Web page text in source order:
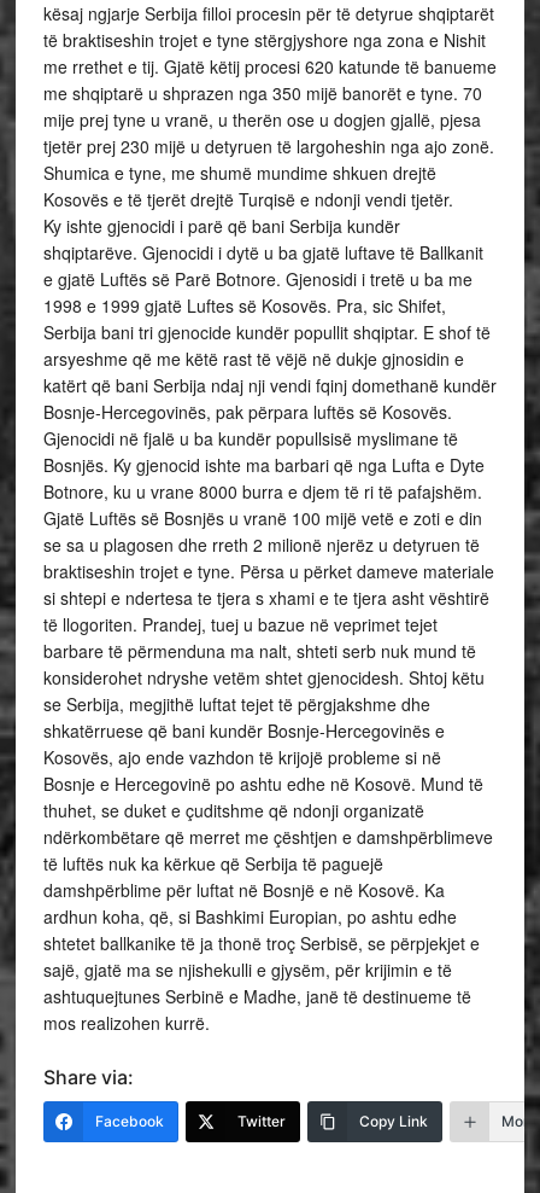
kësaj ngjarje Serbija filloi procesin për të detyrue shqiptarët
të braktiseshin trojet e tyne stërgjyshore nga zona e Nishit
me rrethet e tij. Gjatë këtij procesi 620 katunde të banueme
me shqiptarë u shprazen nga 350 mijë banorët e tyne. 70
mije prej tyne u vranë, u therën ose u dogjen gjallë, pjesa
tjetër prej 230 mijë u detyruen të largoheshin nga ajo zonë.
Shumica e tyne, me shumë mundime shkuen drejtë
Kosovës e të tjerët drejtë Turqisë e ndonji vendi tjetër.
Ky ishte gjenocidi i parë që bani Serbija kundër
shqiptarëve. Gjenocidi i dytë u ba gjatë luftave të Ballkanit
e gjatë Luftës së Parë Botnore. Gjenosidi i tretë u ba me
1998 e 1999 gjatë Luftes së Kosovës. Pra, sic Shifet,
Serbija bani tri gjenocide kundër popullit shqiptar. E shof të
arsyeshme që me këtë rast të vëjë në dukje gjnosidin e
katërt që bani Serbija ndaj nji vendi fqinj domethanë kundër
Bosnje-Hercegovinës, pak përpara luftës së Kosovës.
Gjenocidi në fjalë u ba kundër popullsisë myslimane të
Bosnjës. Ky gjenocid ishte ma barbari që nga Lufta e Dyte
Botnore, ku u vrane 8000 burra e djem të ri të pafajshëm.
Gjatë Luftës së Bosnjës u vranë 100 mijë vetë e zoti e din
se sa u plagosen dhe rreth 2 milionë njerëz u detyruen të
braktiseshin trojet e tyne. Përsa u përket dameve materiale
si shtepi e ndertesa te tjera s xhami e te tjera asht vështirë
të llogoriten. Prandej, tuej u bazue në veprimet tejet
barbare të përmenduna ma nalt, shteti serb nuk mund të
konsiderohet ndryshe vetëm shtet gjenocidesh. Shtoj këtu
se Serbija, megjithë luftat tejet të përgjakshme dhe
shkatërruese që bani kundër Bosnje-Hercegovinës e
Kosovës, ajo ende vazhdon të krijojë probleme si në
Bosnje e Hercegovinë po ashtu edhe në Kosovë. Mund të
thuhet, se duket e çuditshme që ndonji organizatë
ndërkombëtare që merret me çështjen e damshpërblimeve
të luftës nuk ka kërkue që Serbija të paguejë
damshpërblime për luftat në Bosnjë e në Kosovë. Ka
ardhun koha, që, si Bashkimi Europian, po ashtu edhe
shtetet ballkanike të ja thonë troç Serbisë, se përpjekjet e
sajë, gjatë ma se njishekulli e gjysëm, për krijimin e të
ashtuquejtunes Serbinë e Madhe, janë të destinueme të
mos realizohen kurrë.
Share via:
Facebook Twitter Copy Link More